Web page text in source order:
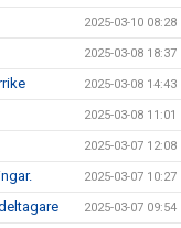
2025-03-10 08:28
2025-03-08 18:37
2025-03-08 14:43
2025-03-08 11:01
2025-03-07 12:08
2025-03-07 10:27
2025-03-07 09:54